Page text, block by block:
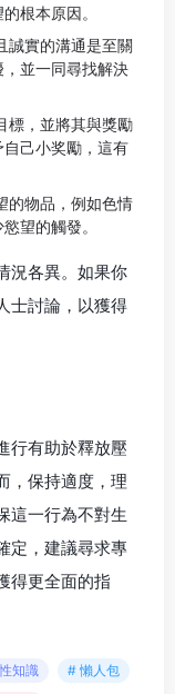
根本原因。
誠實的溝通是至關
並一同尋找解決
標，並將其與獎勵
己小奖勵，這有
的物品，例如色情
望的觸發。
況各異。如果你
士討論，以獲得
行有助於釋放壓
，保持適度，理
這一行為不對生
定，建議尋求專
得更全面的指
知識
# 懶人包